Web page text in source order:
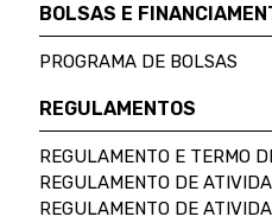
BOLSAS E
PROGRAMA DE BOLSAS
REGULAMENTOS
REGULAMENTO E TERMO
REGULAMENTO DE
REGULAMENTO DE